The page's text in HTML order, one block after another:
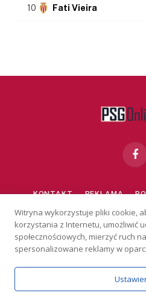
10 Fati Vieira
KONTAKT REKLAMA
Serwis wyłącznie dla osób powyżej
Graj odpowiedzialnie.Szczegóły
Copyright © 2026 PSGonline.pl
Witryna wykorzystuje pliki cookie,
korzystania z Internetu, umożliwić
społecznościowych, mierzyć ruch
spersonalizowane reklamy w